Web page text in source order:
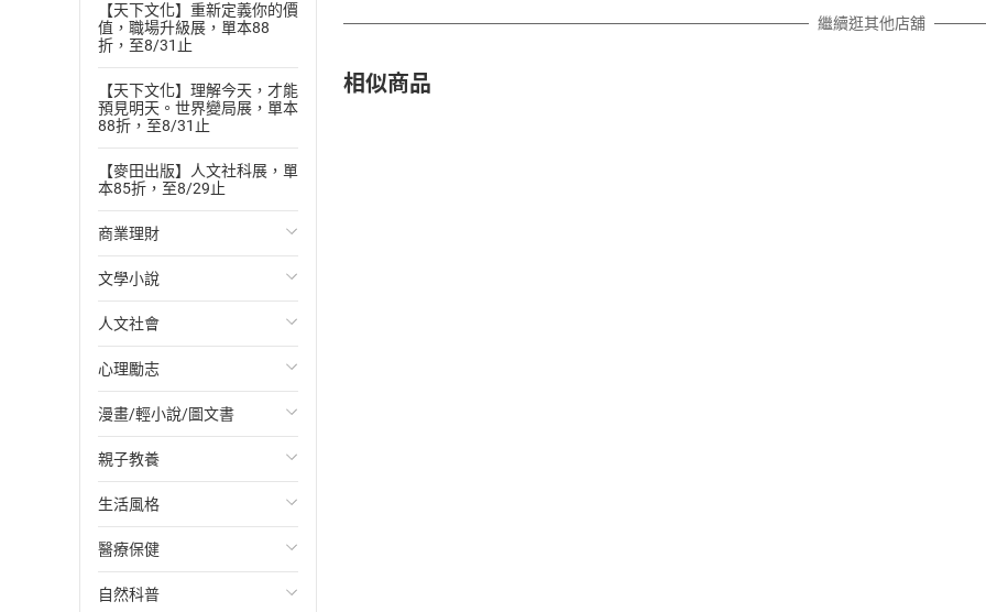
【天下文化】重新定義你的價
值，職場升級展，單本88
折，至8/31止
【天下文化】理解今天，才能
預見明天。世界變局展，單本
88折，至8/31止
【麥田出版】人文社科展，單
本85折，至8/29止
商業理財
投資理財
經濟/趨勢
財務/金融
管理/領導
職場工作術
成功法
行銷/廣告
傳記
文學小說
歐美文學
日本文學
韓國文學
華文文學
經典文學
成長/家庭生活小說
懸疑/推理小說
人文社會
國際關係
政治
社會科學
台灣/中國歷史
日/韓歷史
其他歷史/史學
心理勵志
心靈成長/情緒
人際關係
兩性關係
心理學
漫畫/輕小說/圖文書
輕小說
奇幻/科幻
愛情故事
職場/社會寫實
親子教養
教育現場
兒童文學/故事
兒童科普/學習
生活風格
飲食/食譜
健身/美顏
醫療保健
健康/養生
自然科普
繼續逛其他店舖
相似商品